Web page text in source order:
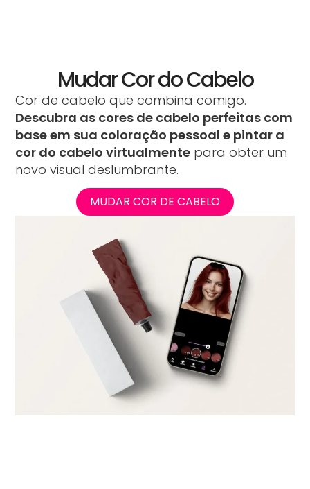
Mudar Cor do Cabelo
Cor de cabelo que combina comigo.
Descubra as cores de cabelo perfeitas com
base em sua coloração pessoal e pintar a
cor do cabelo virtualmente para obter um
novo visual deslumbrante.
MUDAR COR DE CABELO